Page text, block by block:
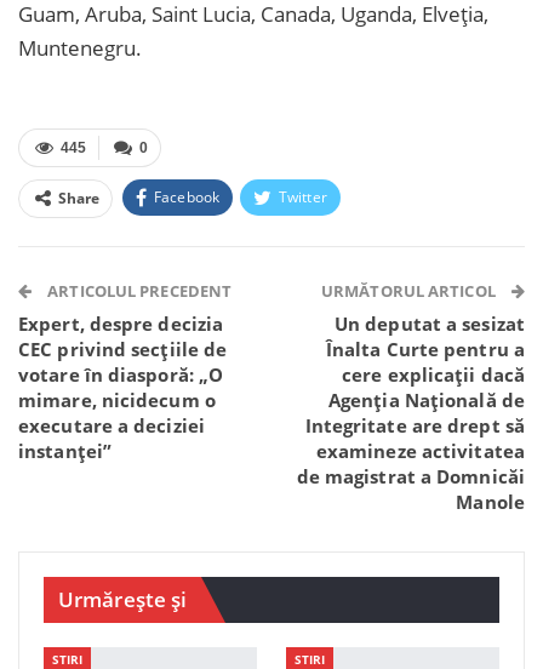
Guam, Aruba, Saint Lucia, Canada, Uganda, Elveția,
Muntenegru.
0
445
Share Facebook Twitter
Telegram WhatsApp Viber
ARTICOLUL PRECEDENT
Expert, despre decizia
CEC privind secțiile de
votare în diasporă: „O
mimare, nicidecum o
executare a deciziei
instanței”
URMĂTORUL ARTICOL
Un deputat a sesizat
Înalta Curte pentru a
cere explicații dacă
Agenția Națională de
Integritate are drept să
examineze activitatea
de magistrat a Domnicăi
Manole
Urmărește și
STIRI STIRI